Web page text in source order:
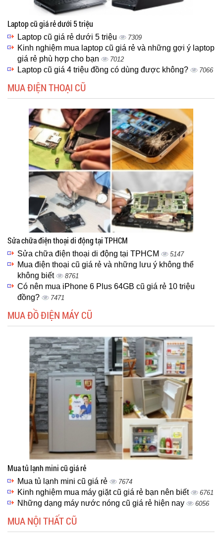
Laptop cũ giá rẻ dưới 5 triệu
Laptop cũ giá rẻ dưới 5 triệu 7309
Kinh nghiệm mua laptop cũ giá rẻ và những gợi ý laptop
giá rẻ phù hợp cho bạn
7012
Laptop cũ giá 4 triệu đồng có dùng được không? 7066
MUA ĐIỆN THOẠI CŨ
Sửa chữa điện thoại di động tại TPHCM
Sửa chữa điện thoại di động tại TPHCM 5147
Mua điện thoại cũ giá rẻ và những lưu ý không thể
không biết
8761
Có nên mua iPhone 6 Plus 64GB cũ giá rẻ 10 triệu
đồng?
7471
MUA ĐỒ ĐIỆN MÁY CŨ
Mua tủ lạnh mini cũ giá rẻ
Mua tủ lạnh mini cũ giá rẻ 7674
Kinh nghiệm mua máy giặt cũ giá rẻ bạn nên biết 6761
Những dạng máy nước nóng cũ giá rẻ hiện nay 6056
MUA NỘI THẤT CŨ